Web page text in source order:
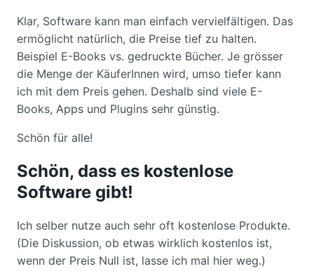
Klar, Software kann man einfach vervielfältigen. Das
ermöglicht natürlich, die Preise tief zu halten.
Beispiel E-Books vs. gedruckte Bücher. Je grösser
die Menge der KäuferInnen wird, umso tiefer kann
ich mit dem Preis gehen. Deshalb sind viele E-
Books, Apps und Plugins sehr günstig.
Schön für alle!
Schön, dass es kostenlose
Software gibt!
Ich selber nutze auch sehr oft kostenlose Produkte.
(Die Diskussion, ob etwas wirklich kostenlos ist,
wenn der Preis Null ist, lasse ich mal hier weg.)